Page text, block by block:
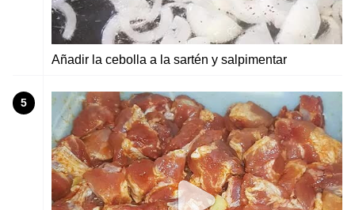
Añadir la cebolla a la sartén y salpimentar
5